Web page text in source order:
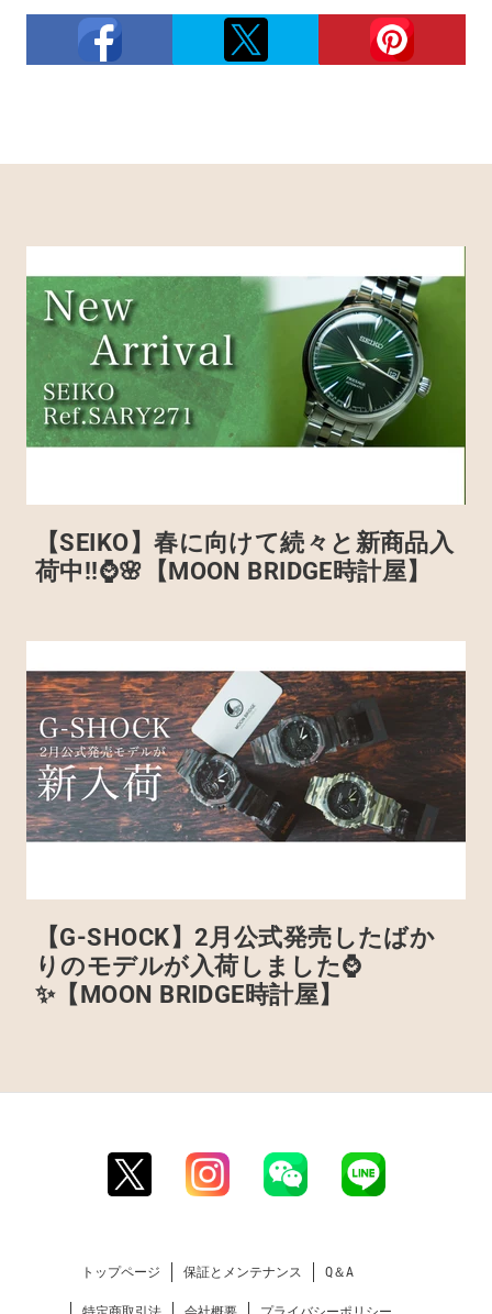
【SEIKO】春に向けて続々と新商品入
荷中!!⌚🌸【MOON BRIDGE時計屋】
【G-SHOCK】2月公式発売したばか
りのモデルが入荷しました⌚
✨️【MOON BRIDGE時計屋】
トップページ 保証とメンテナンス Q＆A